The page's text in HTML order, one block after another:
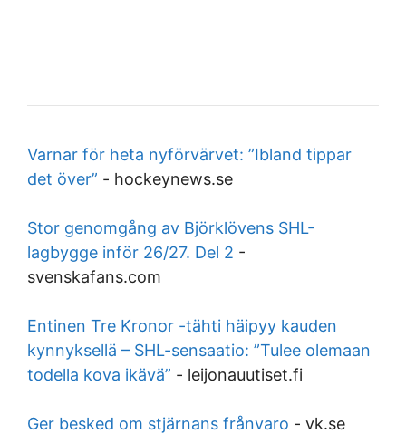
Varnar för heta nyförvärvet: ”Ibland tippar
det över” - hockeynews.se
Stor genomgång av Björklövens SHL-
lagbygge inför 26/27. Del 2 -
svenskafans.com
Entinen Tre Kronor -tähti häipyy kauden
kynnyksellä – SHL-sensaatio: ”Tulee olemaan
todella kova ikävä” - leijonauutiset.fi
Ger besked om stjärnans frånvaro - vk.se